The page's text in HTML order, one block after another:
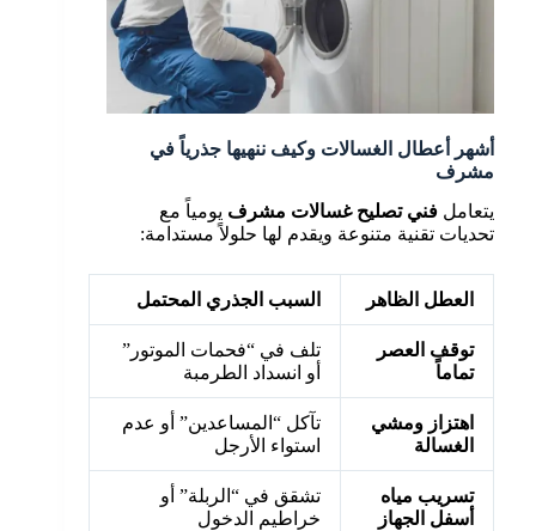
أشهر أعطال الغسالات وكيف ننهيها جذرياً في
مشرف
يتعامل فني تصليح غسالات مشرف يومياً مع
تحديات تقنية متنوعة ويقدم لها حلولاً مستدامة:
العطل الظاهر السبب الجذري المحتمل
توقف العصر
تماماً
تلف في “فحمات الموتور”
أو انسداد الطرمبة
اهتزاز ومشي
الغسالة
تآكل “المساعدين” أو عدم
استواء الأرجل
تسريب مياه
أسفل الجهاز
تشقق في “الربلة” أو
خراطيم الدخول